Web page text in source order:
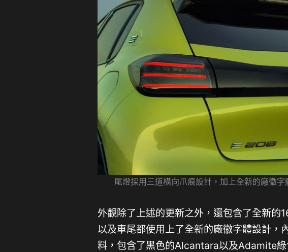
尾燈採用三道橫向爪痕設計，加上全新的廠徽
外觀除了上述的更新之外，還包含了全新的
以及車尾都使用上了全新的廠徽字體設計，
料，包含了黑色的Alcantara以及Adamite